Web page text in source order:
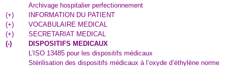
Archivage hospitalier perfectionnement
(+)
INFORMATION DU PATIENT
(+)
VOCABULAIRE MEDICAL
(+)
SECRETARIAT MEDICAL
(-)
DISPOSITIFS MEDICAUX
L’ISO 13485 pour les dispositifs médicaux
Stérilisation des dispositifs médicaux à l’oxyde d’éthylène norme